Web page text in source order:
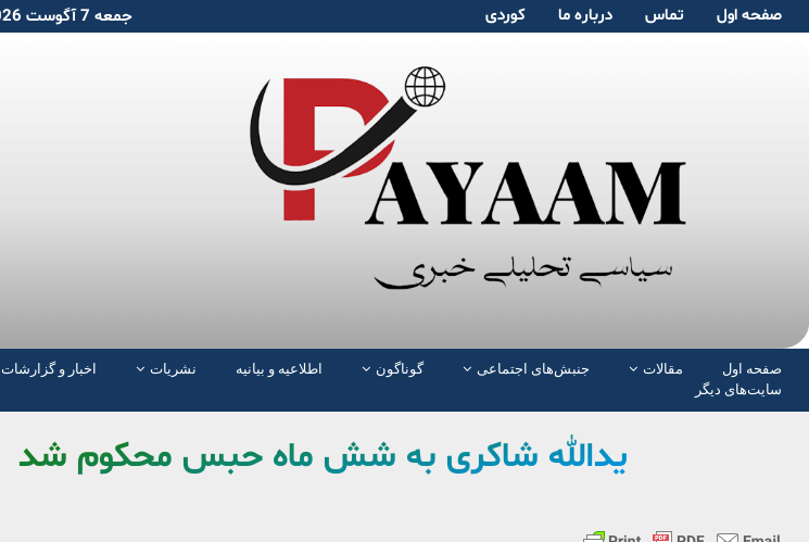
صفحە اول تماس دربارە ما کوردی جمعه 7 آگوست 2026
صفحە اول مقالات جنبش‌های اجتماعی گوناگون اطلاعیه و بیانیه نشریات اخبار و گزارشات
سایت‌های دیگر
یدالله شاکری به شش ماه حبس محکوم شد